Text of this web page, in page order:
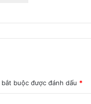
buộc được đánh dấu *